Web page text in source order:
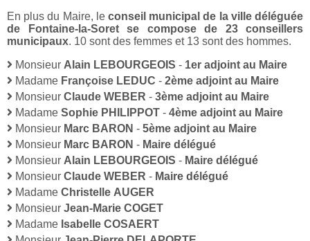
En plus du Maire, le conseil municipal de la ville déléguée
de Fontaine-la-Soret se compose de 23 conseillers
municipaux. 10 sont des femmes et 13 sont des hommes.
Monsieur Alain LEBOURGEOIS - 1er adjoint au Maire
Madame Françoise LEDUC - 2ème adjoint au Maire
Monsieur Claude WEBER - 3ème adjoint au Maire
Madame Sophie PHILIPPOT - 4ème adjoint au Maire
Monsieur Marc BARON - 5ème adjoint au Maire
Monsieur Marc BARON - Maire délégué
Monsieur Alain LEBOURGEOIS - Maire délégué
Monsieur Claude WEBER - Maire délégué
Madame Christelle AUGER
Monsieur Jean-Marie COGET
Madame Isabelle COSAERT